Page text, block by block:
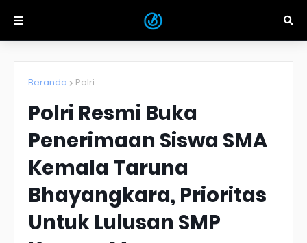
Beranda Polri
Polri Resmi Buka
Penerimaan Siswa SMA
Kemala Taruna
Bhayangkara, Prioritas
Untuk Lulusan SMP